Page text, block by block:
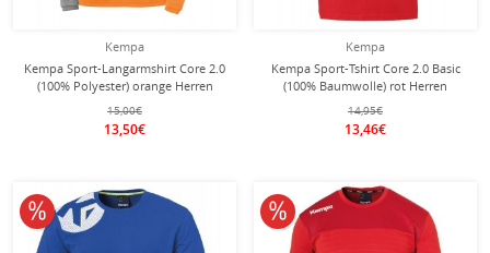
Kempa
Kempa Sport-Langarmshirt Core 2.0
(100% Polyester) orange Herren
15,00€
13,50€
Kempa
Kempa Sport-Tshirt Core 2.0 Basic
(100% Baumwolle) rot Herren
14,95€
13,46€
10% reduziert 10% reduziert